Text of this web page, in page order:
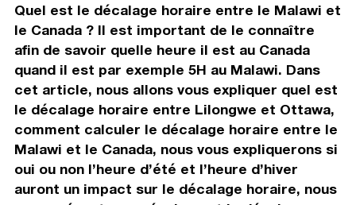
Quel est le décalage horaire entre le Malawi et
le Canada ? Il est important de le connaître
afin de savoir quelle heure il est au Canada
quand il est par exemple 5H au Malawi. Dans
cet article, nous allons vous expliquer quel est
le décalage horaire entre Lilongwe et Ottawa,
comment calculer le décalage horaire entre le
Malawi et le Canada, nous vous expliquerons si
oui ou non l’heure d’été et l’heure d’hiver
auront un impact sur le décalage horaire, nous